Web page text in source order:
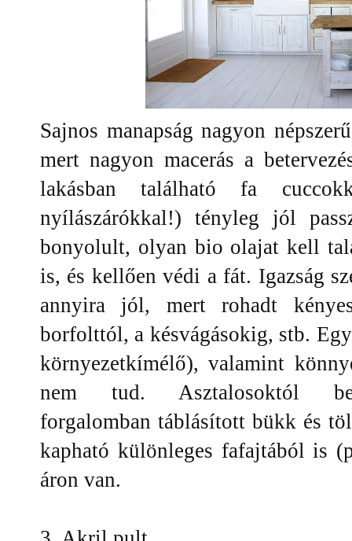
Sajnos manapság nagyon
mert nagyon macerás a
lakásban található fa
nyílászárókkal!) tényleg jól
bonyolult, olyan bio olajat kell
is, és kellően védi a fát. Igazság
annyira jól, mert rohadt
borfolttól, a késvágásokig, stb.
környezetkímélő), valamint
nem tud. Asztalosoktól
forgalomban táblásított bükk és
kapható különleges fafajtából is
áron van.